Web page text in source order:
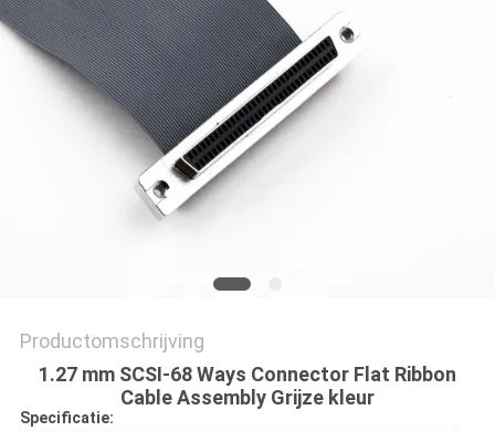
PRIVACY
POLICY
Productomschrijving
1.27 mm SCSI-68 Ways Connector Flat Ribbon
Cable Assembly Grijze kleur
Specificatie: